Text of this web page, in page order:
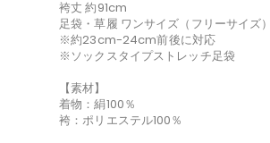
袴丈 約91cm
足袋・草履 ワンサイズ（フリーサイズ
※約23cm-24cm前後に対応
※ソックスタイプストレッチ足袋
【素材】
着物：絹100％
袴：ポリエステル100％